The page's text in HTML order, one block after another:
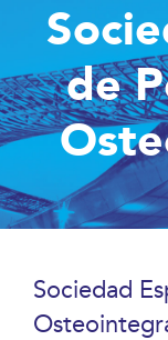
de
Sociedad